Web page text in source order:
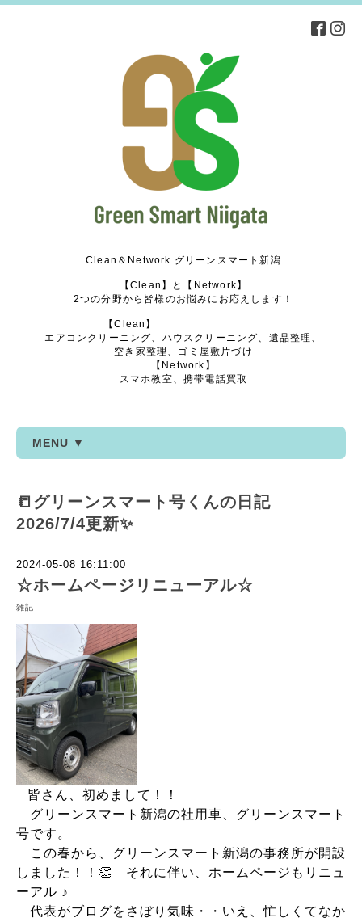
Clean＆Network グリーンスマート新潟
【Clean】と【Network】
2つの分野から皆様のお悩みにお応えします！
【Clean】
エアコンクリーニング、ハウスクリーニング、遺品整理、
空き家整理、ゴミ屋敷片づけ
【Network】
スマホ教室、携帯電話買取
MENU ▼
📒グリーンスマート号くんの日記
2026/7/4更新✨
2024-05-08 16:11:00
☆ホームページリニューアル☆
雑記
皆さん、初めまして！！
グリーンスマート新潟の社用車、グリーンスマート
号です。
この春から、グリーンスマート新潟の事務所が開設
しました！！👏 それに伴い、ホームページもリニュ
ーアル ♪
代表がブログをさぼり気味・・いえ、忙しくてなか